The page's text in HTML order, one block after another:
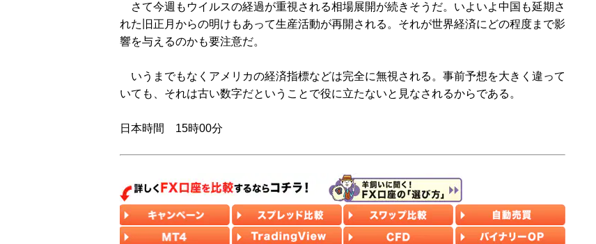
さて今週もウイルスの経過が重視される相場展開が続きそうだ。いよいよ中国も延期さ
れた旧正月からの明けもあって生産活動が再開される。それが世界経済にどの程度まで影
響を与えるのかも要注意だ。
いうまでもなくアメリカの経済指標などは完全に無視される。事前予想を大きく違って
いても、それは古い数字だということで役に立たないと見なされるからである。
日本時間 15時00分